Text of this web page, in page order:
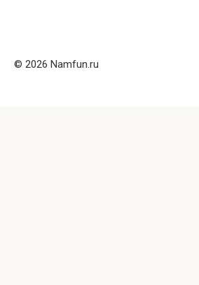
© 2026 Namfun.ru